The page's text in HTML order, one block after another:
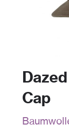
Cap